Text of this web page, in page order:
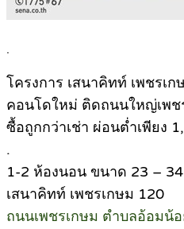
.
โครงการ เสนาคิทท์ เพชรเก
คอนโดใหม่ ติดถนนใหญ่เพช
ซื้อถูกกว่าเช่า ผ่อนต่ำเพียง
.
1-2 ห้องนอน ขนาด 23 –
เสนาคิทท์ เพชรเกษม 120
ถนนเพชรเกษม ตำบลอ้อมน้